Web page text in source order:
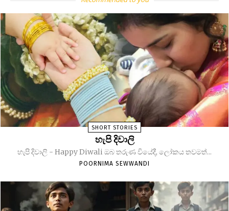
SHORT STORIES
හැපි දිවාලි
හැපි දිවාලි - Happy Diwali ඔබ තරුණ වියේදී, ලෝකය තවමත්...
POORNIMA SEWWANDI